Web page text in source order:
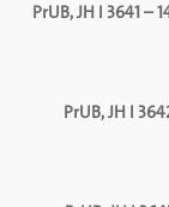
PrUB, JH I 3641 –
PrUB, JH I